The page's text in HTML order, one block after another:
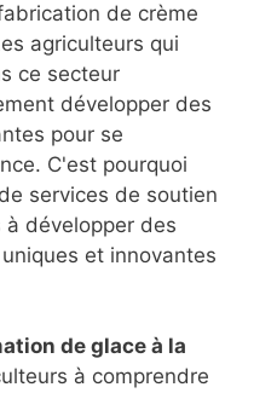
de crème
agriculteurs qui
ce secteur
développer des
pour se
C'est pourquoi
services de soutien
développer des
et innovantes
de glace à la
à comprendre